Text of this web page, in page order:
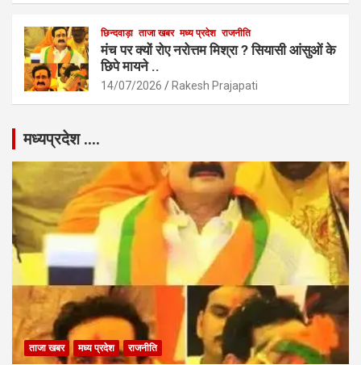
छिन्दवाड़ा ताजा खबर मध्य प्रदेश राजनीति
मंच पर क्यों रोए नरोत्तम मिश्रा ? सियासी आंसुओं के
छिपे मायने ..
14/07/2026 Rakesh Prajapati
मध्यप्रदेश ….
ताजा खबर मध्य प्रदेश राजनीति